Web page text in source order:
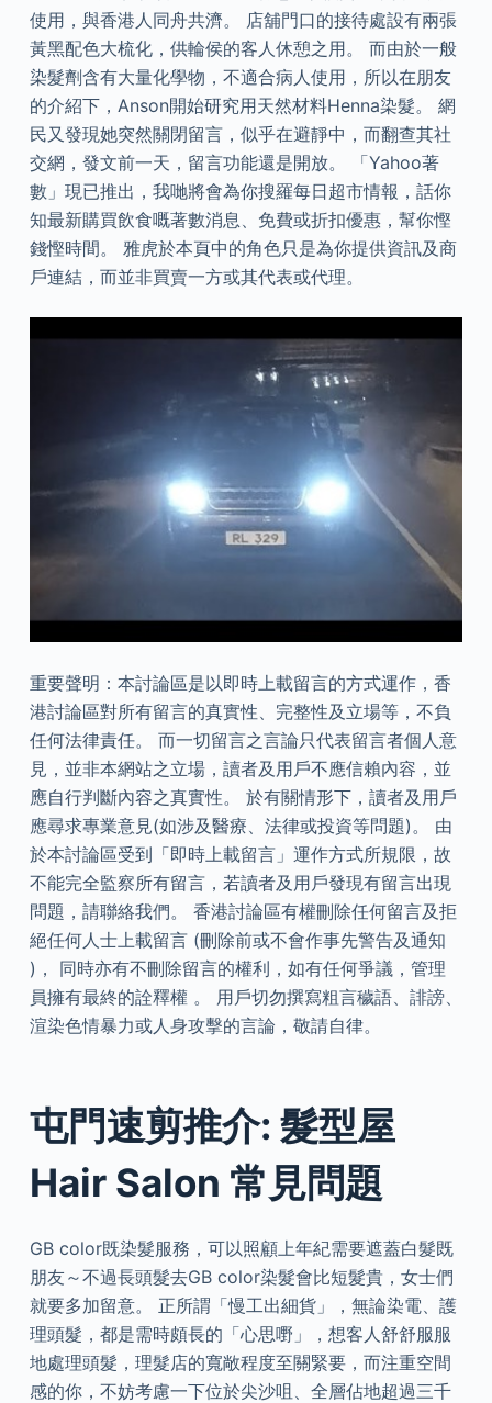
使用，與香港人同舟共濟。 店舖門口的接待處設有兩張
黃黑配色大梳化，供輪侯的客人休憩之用。 而由於一般
染髮劑含有大量化學物，不適合病人使用，所以在朋友
的介紹下，Anson開始研究用天然材料Henna染髮。 網
民又發現她突然關閉留言，似乎在避靜中，而翻查其社
交網，發文前一天，留言功能還是開放。 「Yahoo著
數」現已推出，我哋將會為你搜羅每日超市情報，話你
知最新購買飲食嘅著數消息、免費或折扣優惠，幫你慳
錢慳時間。 雅虎於本頁中的角色只是為你提供資訊及商
戶連結，而並非買賣一方或其代表或代理。
重要聲明：本討論區是以即時上載留言的方式運作，香
港討論區對所有留言的真實性、完整性及立場等，不負
任何法律責任。 而一切留言之言論只代表留言者個人意
見，並非本網站之立場，讀者及用戶不應信賴內容，並
應自行判斷內容之真實性。 於有關情形下，讀者及用戶
應尋求專業意見(如涉及醫療、法律或投資等問題)。 由
於本討論區受到「即時上載留言」運作方式所規限，故
不能完全監察所有留言，若讀者及用戶發現有留言出現
問題，請聯絡我們。 香港討論區有權刪除任何留言及拒
絕任何人士上載留言 (刪除前或不會作事先警告及通知
)， 同時亦有不刪除留言的權利，如有任何爭議，管理
員擁有最終的詮釋權 。 用戶切勿撰寫粗言穢語、誹謗、
渲染色情暴力或人身攻擊的言論，敬請自律。
屯門速剪推介: 髮型屋
Hair Salon 常見問題
GB color既染髮服務，可以照顧上年紀需要遮蓋白髮既
朋友～不過長頭髮去GB color染髮會比短髮貴，女士們
就要多加留意。 正所謂「慢工出細貨」，無論染電、護
理頭髮，都是需時頗長的「心思嘢」，想客人舒舒服服
地處理頭髮，理髮店的寬敞程度至關緊要，而注重空間
感的你，不妨考慮一下位於尖沙咀、全層佔地超過三千